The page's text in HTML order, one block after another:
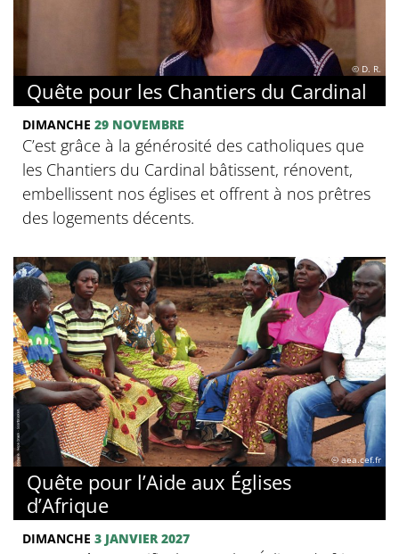
© D. R.
Quête pour les Chantiers du Cardinal
DIMANCHE 29 NOVEMBRE
C’est grâce à la générosité des catholiques que
les Chantiers du Cardinal bâtissent, rénovent,
embellissent nos églises et offrent à nos prêtres
des logements décents.
© aea.cef.fr
Quête pour l’Aide aux Églises
d’Afrique
DIMANCHE 3 JANVIER 2027